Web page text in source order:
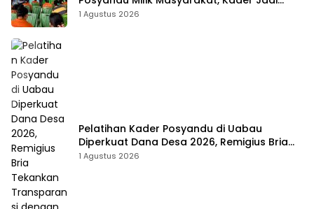
Ujung Tombak Perangi Stunting
1 Agustus 2026
Pelatihan Kader Posyandu di Uabau
Diperkuat Dana Desa 2026, Remigius Bria
Tekankan Transparansi dengan Libatkan
1 Agustus 2026